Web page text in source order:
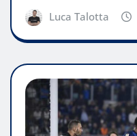
Luca Talotta